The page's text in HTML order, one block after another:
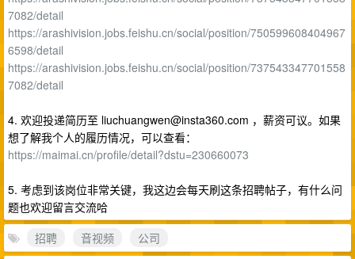
7082/detail
https://arashivision.jobs.feishu.cn/social/position/750599608404967
6598/detail
https://arashivision.jobs.feishu.cn/social/position/737543347701558
7082/detail
4. 欢迎投递简历至 liuchuangwen@insta360.com ，薪资可议。如果
想了解我个人的履历情况，可以查看：
https://maimai.cn/profile/detail?dstu=230660073
5. 考虑到该岗位非常关键，我这边会每天刷这条招聘帖子，有什么问
题也欢迎留言交流哈
招聘
音视频
公司